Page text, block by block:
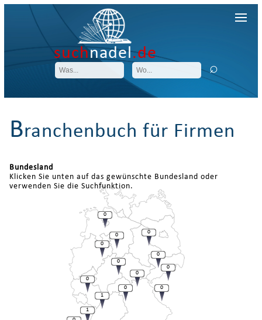
suchnadel.de
Branchenbuch für Firmen
Bundesland
Klicken Sie unten auf das gewünschte Bundesland oder
verwenden Sie die Suchfunktion.
0
0
0
0
0
0
0
0
0
0
1
1
0